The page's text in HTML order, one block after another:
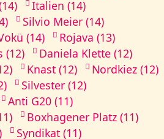
Italien (14)
Silvio Meier (14)
(14)
Rojava (13)
(12)
Daniela Klette (12)
Knast (12)
Nordkiez (12)
Silvester (12)
Anti G20 (11)
Boxhagener Platz (11)
Syndikat (11)